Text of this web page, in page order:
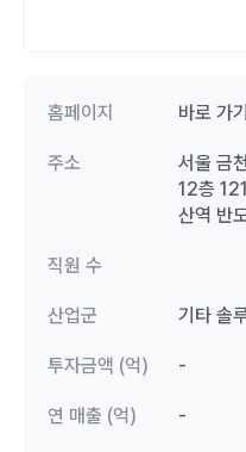
홈페이지 바로 가기
주소
서울 금
12층
산역 반
직원 수
산업군 기타 솔
투자금액 (억) -
연 매출 (억) -